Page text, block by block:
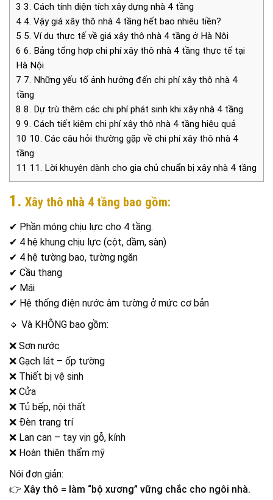
3 3. Cách tính diện tích xây dựng nhà 4 tầng
4 4. Vậy giá xây thô nhà 4 tầng hết bao nhiêu tiền?
5 5. Ví dụ thực tế về giá xây thô nhà 4 tầng ở Hà Nội
6 6. Bảng tổng hợp chi phí xây thô nhà 4 tầng thực tế tại
Hà Nội
7 7. Những yếu tố ảnh hưởng đến chi phí xây thô nhà 4
tầng
8 8. Dự trù thêm các chi phí phát sinh khi xây nhà 4 tầng
9 9. Cách tiết kiệm chi phí xây thô nhà 4 tầng hiệu quả
10 10. Các câu hỏi thường gặp về chi phí xây thô nhà 4
tầng
11 11. Lời khuyên dành cho gia chủ chuẩn bị xây nhà 4 tầng
1. Xây thô nhà 4 tầng bao gồm:
✔ Phần móng chịu lực cho 4 tầng.
✔ 4 hệ khung chịu lực (cột, dầm, sàn)
✔ 4 hệ tường bao, tường ngăn
✔ Cầu thang
✔ Mái
✔ Hệ thống điện nước âm tường ở mức cơ bản
🔹 Và KHÔNG bao gồm:
❌ Sơn nước
❌ Gạch lát – ốp tường
❌ Thiết bị vệ sinh
❌ Cửa
❌ Tủ bếp, nội thất
❌ Đèn trang trí
❌ Lan can – tay vịn gỗ, kính
❌ Hoàn thiện thẩm mỹ
Nói đơn giản:
👉 Xây thô = làm “bộ xương” vững chắc cho ngôi nhà.